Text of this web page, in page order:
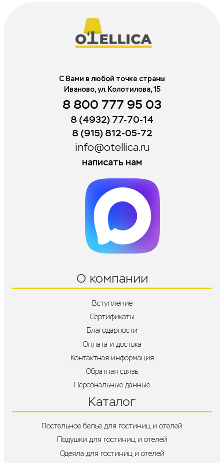
С Вами в любой точке страны
Иваново, ул. Колотилова, 15
8 800 777 95 03
8 (4932) 77-70-14
8 (915) 812-05-72
info@otellica.ru
написать нам
Каталог
Постельное белье для гостиниц и отелей
Подушки для гостиниц и отелей
Одеяла для гостиниц и отелей
О компании
Вступление
Сертификаты
Благодарности
Оплата и доствка
Контактная информация
Обратная связь
Персональные данные